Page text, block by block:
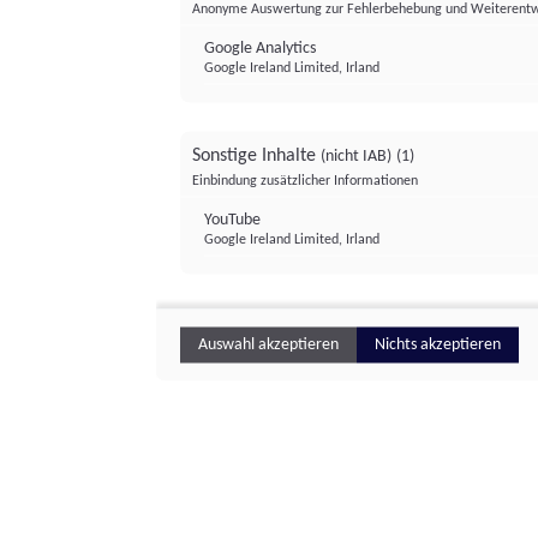
Anonyme Auswertung zur Fehlerbehebung und
Google Analytics
Google Ireland Limited, Irland
Sonstige Inhalte (nicht IAB) (1)
Einbindung zusätzlicher Informationen
YouTube
Google Ireland Limited, Irland
Auswahl akzeptieren Nichts akzeptieren